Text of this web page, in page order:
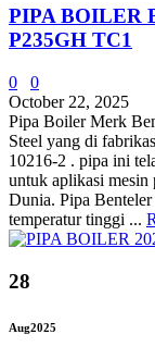
PIPA BOILER
P235GH TC1
0
0
October 22, 2025
Pipa Boiler Merk
Steel yang di
10216-2 . pipa ini
untuk aplikasi mesin
Dunia. Pipa
temperatur tinggi ...
28
Aug2025